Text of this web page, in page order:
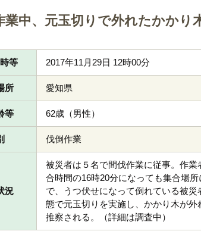
業中、元玉切りで外れたかかり
等 2017年11月29日 12時00分
所 愛知県
等 62歳（男性）
伐倒作業
況
被災者は５名で間伐作業に従事。作
合時間の16時20分になっても集合場
で、うつ伏せになって倒れている被
態で元玉切りを実施し、かかり木が
推察される。（詳細は調査中）